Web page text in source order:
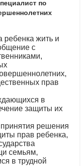
по
ребенка жить и
с
прав
в
защиты их
решения
прав ребенка,
семьям,
в трудной